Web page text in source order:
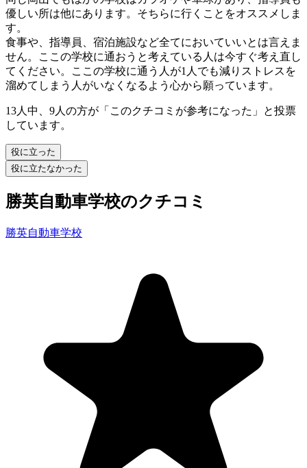
優しい所は他にあります。そちらに行くことをオススメしま
す。
食事や、指導員、宿泊施設など全てにおいていいとは言えま
せん。ここの学校に通おうと考えている人は今すぐ考え直し
てください。ここの学校に通う人が1人でも減りストレスを
溜めてしまう人がいなくなるよう心から願っています。
13人中、9人の方が「このクチコミが参考になった」と投票
しています。
役に立った
役に立たなかった
勝英自動車学校のクチコミ
勝英自動車学校